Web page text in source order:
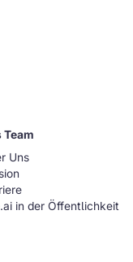
Team
Uns
in der Öffentlichkeit